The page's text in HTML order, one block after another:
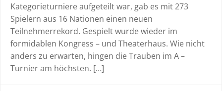
Kategorieturniere aufgeteilt war, gab es mit 273
Spielern aus 16 Nationen einen neuen
Teilnehmerrekord. Gespielt wurde wieder im
formidablen Kongress – und Theaterhaus. Wie nicht
anders zu erwarten, hingen die Trauben im A –
Turnier am höchsten. […]